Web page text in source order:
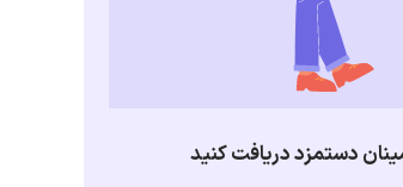
دستمزد دریافت کنید